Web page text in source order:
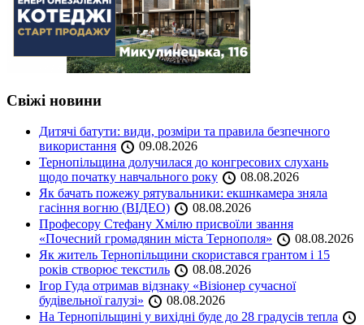
Свіжі новини
Дитячі батути: види, розміри та правила безпечного
використання
09.08.2026
Тернопільщина долучилася до конгресових слухань
щодо початку навчального року
08.08.2026
Як бачать пожежу рятувальники: екшнкамера зняла
гасіння вогню (ВІДЕО)
08.08.2026
Професору Стефану Хмілю присвоїли звання
«Почесний громадянин міста Тернополя»
08.08.2026
Як житель Тернопільщини скористався грантом і 15
років створює текстиль
08.08.2026
Ігор Гуда отримав відзнаку «Візіонер сучасної
будівельної галузі»
08.08.2026
На Тернопільщині у вихідні буде до 28 градусів тепла